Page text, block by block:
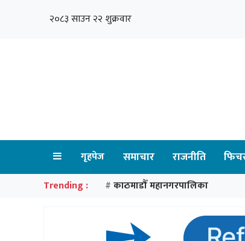
२०८३ साउन २२ शुक्रवार
गृहपेज समाचार राजनीति
Trending : # काठमाडौँ महानगरपालिका